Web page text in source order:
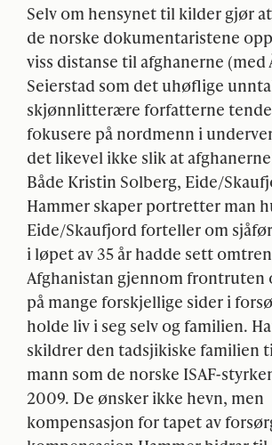
Selv om hensynet til kilder gjør
de norske dokumentaristene
viss distanse til afghanerne (med
Seierstad som det uhøflige
skjønnlitterære forfatterne
fokusere på nordmenn i
det likevel ikke slik at
Både Kristin Solberg, Eide/
Hammer skaper portretter man
Eide/Skaufjord forteller om
i løpet av 35 år hadde sett
Afghanistan gjennom frontruten
på mange forskjellige sider i
holde liv i seg selv og familien.
skildrer den tadsjikiske familien
mann som de norske ISAF-
2009. De ønsker ikke hevn, men
kompensasjon for tapet av